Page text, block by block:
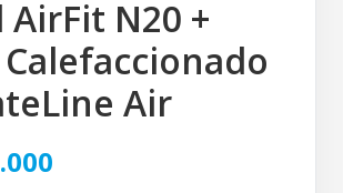
AirFit N20 +
Air